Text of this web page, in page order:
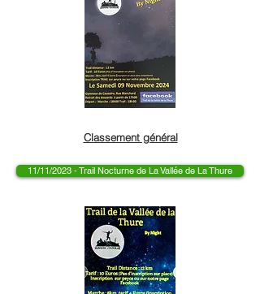
Classement général
11/11/2023 - Trail Nocturne de La Vallée de La Thure